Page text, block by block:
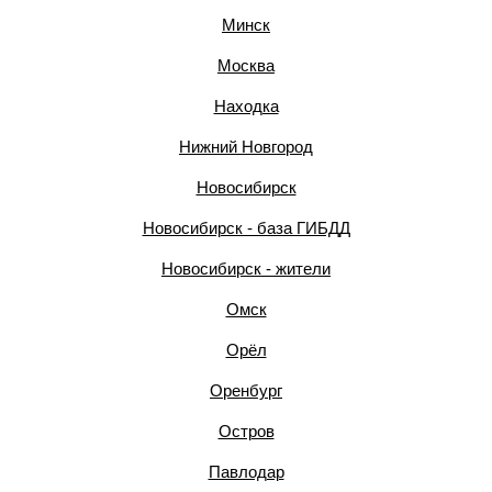
Минск
Москва
Находка
Нижний Новгород
Новосибирск
Новосибирск - база ГИБДД
Новосибирск - жители
Омск
Орёл
Оренбург
Остров
Павлодар